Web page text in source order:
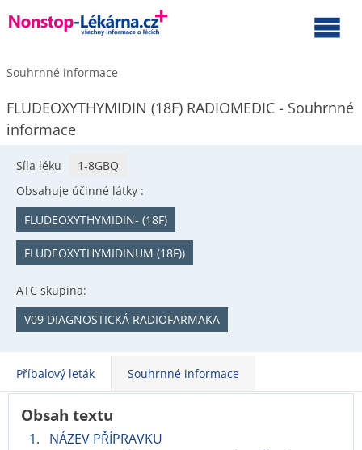
Souhrnné informace
FLUDEOXYTHYMIDIN (18F) RADIOMEDIC - Souhrnné
informace
Síla léku
1-8GBQ
Obsahuje účinné látky :
FLUDEOXYTHYMIDIN- (18F)
FLUDEOXYTHYMIDINUM (18F))
ATC skupina:
V09 DIAGNOSTICKÁ RADIOFARMAKA
Příbalový leták Souhrnné informace
Obsah textu
1. NÁZEV PŘÍPRAVKU